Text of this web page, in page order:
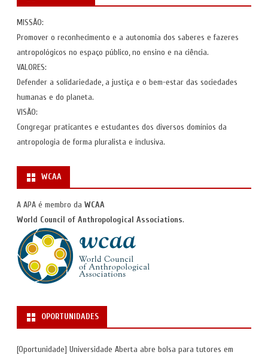
MISSÃO:
Promover o reconhecimento e a autonomia dos saberes e fazeres
antropológicos no espaço público, no ensino e na ciência.
VALORES:
Defender a solidariedade, a justiça e o bem-estar das sociedades
humanas e do planeta.
VISÃO:
Congregar praticantes e estudantes dos diversos domínios da
antropologia de forma pluralista e inclusiva.
WCAA
A APA é membro da WCAA
World Council of Anthropological Associations.
OPORTUNIDADES
[Oportunidade] Universidade Aberta abre bolsa para tutores em